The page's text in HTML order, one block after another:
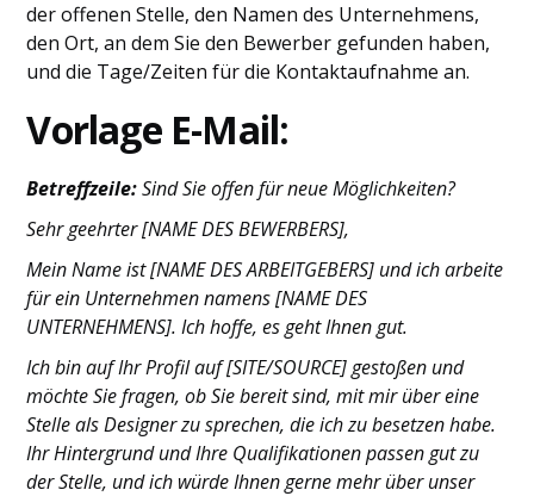
der offenen Stelle, den Namen des Unternehmens,
den Ort, an dem Sie den Bewerber gefunden haben,
und die Tage/Zeiten für die Kontaktaufnahme an.
Vorlage E-Mail:
Betreffzeile:Sind Sie offen für neue Möglichkeiten?
Sehr geehrter [NAME DES BEWERBERS],
Mein Name ist [NAME DES ARBEITGEBERS] und ich arbeite
für ein Unternehmen namens [NAME DES
UNTERNEHMENS]. Ich hoffe, es geht Ihnen gut.
Ich bin auf Ihr Profil auf [SITE/SOURCE] gestoßen und
möchte Sie fragen, ob Sie bereit sind, mit mir über eine
Stelle als Designer zu sprechen, die ich zu besetzen habe.
Ihr Hintergrund und Ihre Qualifikationen passen gut zu
der Stelle, und ich würde Ihnen gerne mehr über unser